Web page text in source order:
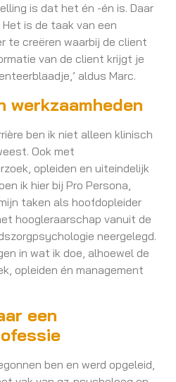
is dat het én -én is. Daar
is de taak van een
te creëren waarbij de client
van de client krijgt je
aldus Marc.
werkzaamheden
ben ik niet alleen klinisch
Ook met
opleiden en uiteindelijk
ik hier bij Pro Persona,
taken als hoofdopleider
hoogleraarschap vanuit de
neergelegd.
in wat ik doe, alhoewel de
opleiden én management
een
ben en werd opgeleid,